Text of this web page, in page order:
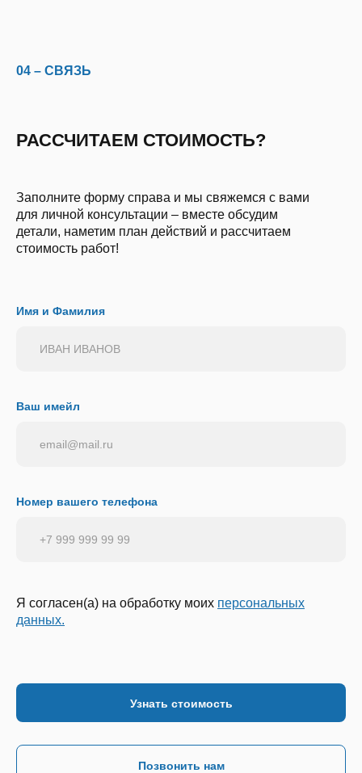
04 – СВЯЗЬ
РАССЧИТАЕМ СТОИМОСТЬ?
Заполните форму справа и мы свяжемся с вами
для личной консультации – вместе обсудим
детали, наметим план действий и рассчитаем
стоимость работ!
Имя и Фамилия
Ваш имейл
Номер вашего телефона
Я согласен(а) на обработку моих персональных
данных.
Позвонить нам